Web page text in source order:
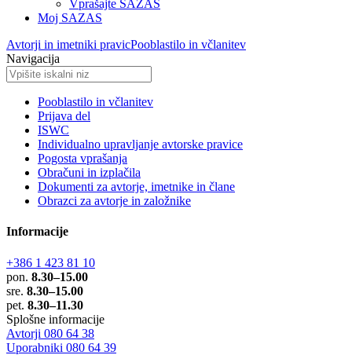
Vprašajte SAZAS
Moj SAZAS
Avtorji in imetniki pravicPooblastilo in včlanitev
Navigacija
Pooblastilo in včlanitev
Prijava del
ISWC
Individualno upravljanje avtorske pravice
Pogosta vprašanja
Obračuni in izplačila
Dokumenti za avtorje, imetnike in člane
Obrazci za avtorje in založnike
Informacije
+386 1 423 81 10
pon. 8.30–15.00
sre. 8.30–15.00
pet. 8.30–11.30
Splošne informacije
Avtorji 080 64 38
Uporabniki 080 64 39